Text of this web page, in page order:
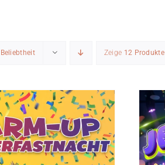
Beliebtheit Zeige 12 Produkte